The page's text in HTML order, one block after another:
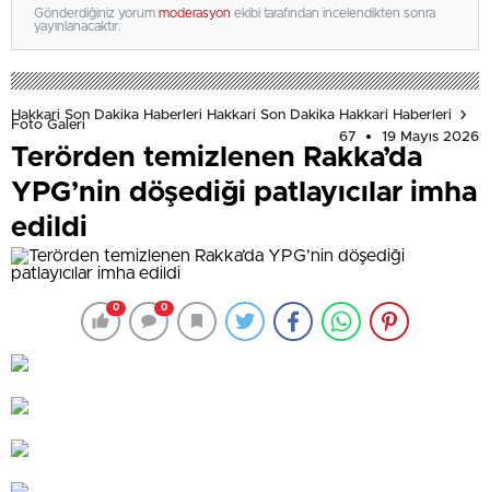
Gönderdiğiniz yorum moderasyon ekibi tarafından incelendikten sonra
yayınlanacaktır.
Hakkari Son Dakika Haberleri Hakkari Son Dakika Hakkari Haberleri
Foto Galeri
67
19 Mayıs 2026
Terörden temizlenen Rakka’da
YPG’nin döşediği patlayıcılar imha
edildi
0 0